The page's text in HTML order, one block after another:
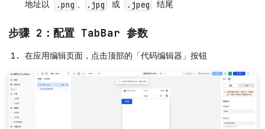
地址以
.png 、 .jpg 或 .jpeg 结尾
步骤 2：配置 TabBar 参数
在应用编辑页面，点击顶部的「代码编辑器」按钮